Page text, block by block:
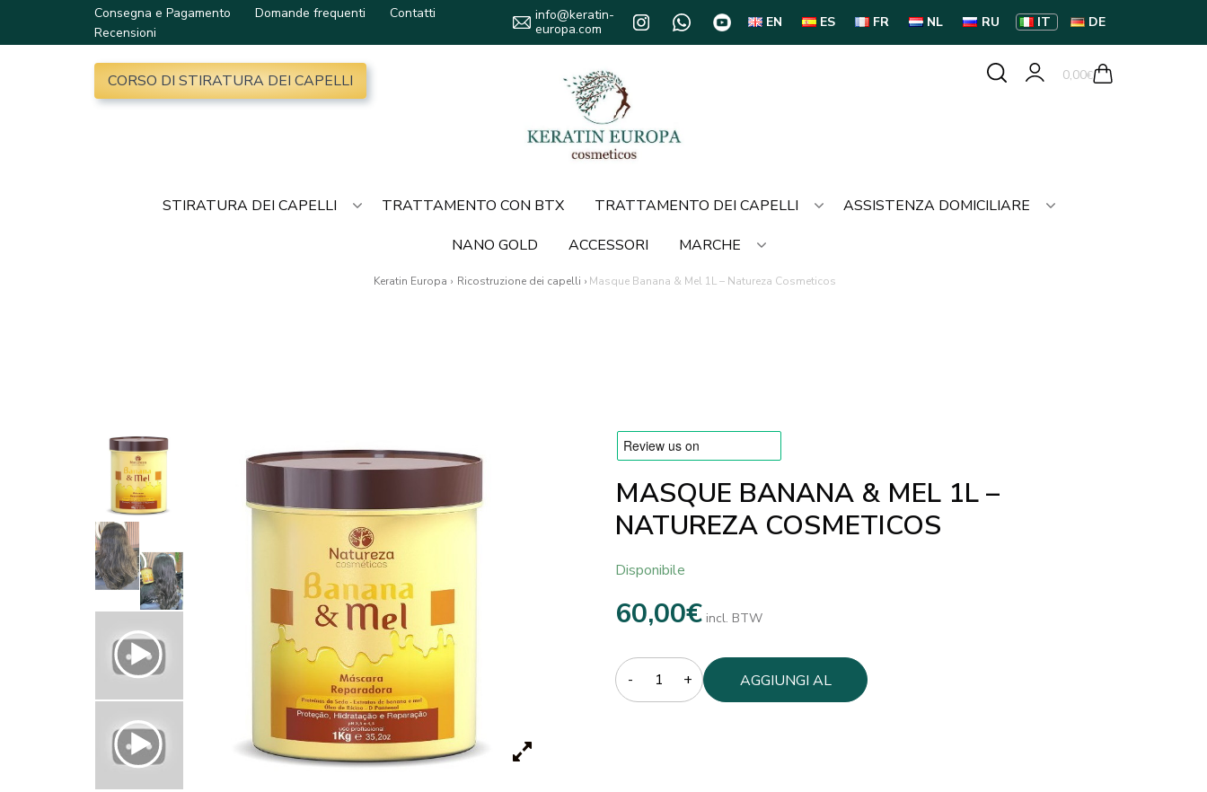
Consegna e Pagamento Domande frequenti
Contatti
Recensioni
info@keratin-
europa.com
EN ES FR NL RU IT DE
CORSO DI STIRATURA DEI CAPELLI 0,00€
STIRATURA DEI CAPELLI TRATTAMENTO CON BTX TRATTAMENTO DEI CAPELLI
ASSISTENZA DOMICILIARE
NANO GOLD
ACCESSORI MARCHE
Keratin Europa › Ricostruzione dei capelli › Masque Banana & Mel 1L – Natureza Cosmeticos
MASQUE BANANA & MEL 1L –
NATUREZA COSMETICOS
Disponibile
60,00€ incl. BTW
Quantity
AGGIUNGI AL